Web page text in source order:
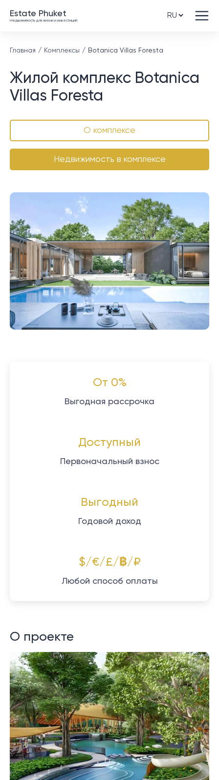
Estate Phuket
Недвижимость для жизни и инвестиций
Главная Комплексы Botanica Villas Foresta
Жилой комплекс Botanica
Villas Foresta
О комплексе
Недвижимость в комплексе
От 0%
Выгодная рассрочка
Доступный
Первоначальный взнос
Выгодный
Годовой доход
$/€/£/฿/₽
Любой способ оплаты
О проекте